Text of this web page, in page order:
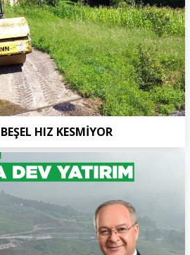
HIZ KESMİYOR